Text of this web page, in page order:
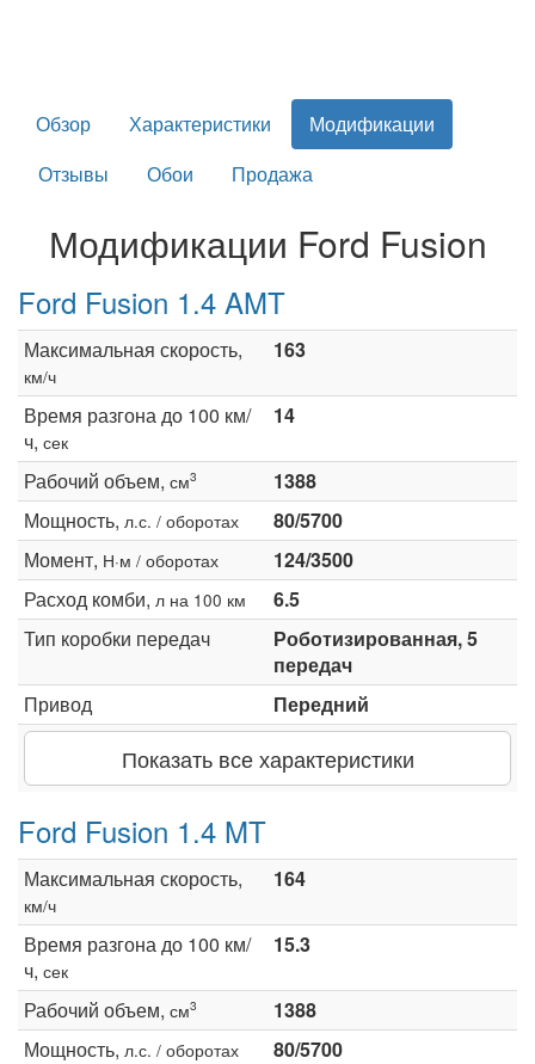
Обзор Характеристики
Модификации
Отзывы
Обои Продажа
Модификации Ford Fusion
Ford Fusion 1.4 AMT
Максимальная скорость,
км/ч
163
Время разгона до 100 км/
ч, сек
14
Рабочий объем, см3
1388
Мощность, л.с. / оборотах
80/5700
Момент, Н·м / оборотах
124/3500
Расход комби, л на 100 км
6.5
Тип коробки передач
Роботизированная, 5
передач
Привод
Передний
Показать все характеристики
Ford Fusion 1.4 MT
Максимальная скорость,
км/ч
164
Время разгона до 100 км/
ч, сек
15.3
Рабочий объем, см3
1388
Мощность, л.с. / оборотах
80/5700